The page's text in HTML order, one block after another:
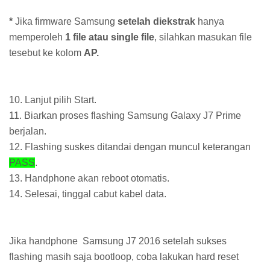
* Jika firmware Samsung setelah diekstrak hanya
memperoleh 1 file atau single file, silahkan masukan file
tesebut ke kolom AP.
10. Lanjut pilih Start.
11. Biarkan proses flashing Samsung Galaxy J7 Prime
berjalan.
12. Flashing suskes ditandai dengan muncul keterangan
PASS.
13. Handphone akan reboot otomatis.
14. Selesai, tinggal cabut kabel data.
Jika handphone Samsung J7 2016 setelah sukses
flashing masih saja bootloop, coba lakukan hard reset